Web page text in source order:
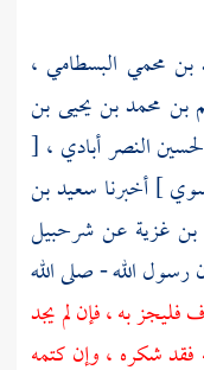
محمي البسطامي ،
بن محمد بن يحيى بن
النصرأبادي ، [
] أخبرنا سعيد بن
بن غزية عنشرحبيل
رسول الله - صلى الله
به ، فإن لم يجد
فقد شكره ، وإن كتمه